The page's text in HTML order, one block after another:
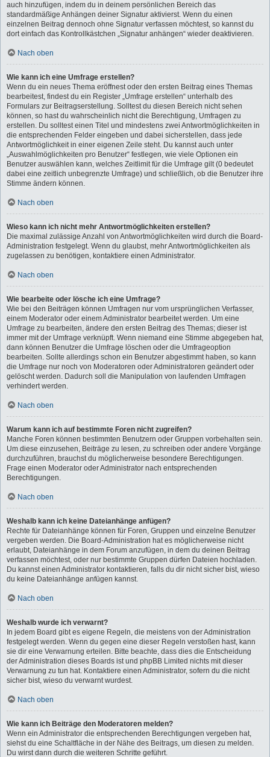
auch hinzufügen, indem du in deinem persönlichen Bereich das
standardmäßige Anhängen deiner Signatur aktivierst. Wenn du einen
einzelnen Beitrag dennoch ohne Signatur verfassen möchtest, so kannst du
dort einfach das Kontrollkästchen „Signatur anhängen“ wieder deaktivieren.
Nach oben
Wie kann ich eine Umfrage erstellen?
Wenn du ein neues Thema eröffnest oder den ersten Beitrag eines Themas
bearbeitest, findest du ein Register „Umfrage erstellen“ unterhalb des
Formulars zur Beitragserstellung. Solltest du diesen Bereich nicht sehen
können, so hast du wahrscheinlich nicht die Berechtigung, Umfragen zu
erstellen. Du solltest einen Titel und mindestens zwei Antwortmöglichkeiten in
die entsprechenden Felder eingeben und dabei sicherstellen, dass jede
Antwortmöglichkeit in einer eigenen Zeile steht. Du kannst auch unter
„Auswahlmöglichkeiten pro Benutzer“ festlegen, wie viele Optionen ein
Benutzer auswählen kann, welches Zeitlimit für die Umfrage gilt (0 bedeutet
dabei eine zeitlich unbegrenzte Umfrage) und schließlich, ob die Benutzer ihre
Stimme ändern können.
Nach oben
Wieso kann ich nicht mehr Antwortmöglichkeiten erstellen?
Die maximal zulässige Anzahl von Antwortmöglichkeiten wird durch die Board-
Administration festgelegt. Wenn du glaubst, mehr Antwortmöglichkeiten als
zugelassen zu benötigen, kontaktiere einen Administrator.
Nach oben
Wie bearbeite oder lösche ich eine Umfrage?
Wie bei den Beiträgen können Umfragen nur vom ursprünglichen Verfasser,
einem Moderator oder einem Administrator bearbeitet werden. Um eine
Umfrage zu bearbeiten, ändere den ersten Beitrag des Themas; dieser ist
immer mit der Umfrage verknüpft. Wenn niemand eine Stimme abgegeben hat,
dann können Benutzer die Umfrage löschen oder die Umfrageoption
bearbeiten. Sollte allerdings schon ein Benutzer abgestimmt haben, so kann
die Umfrage nur noch von Moderatoren oder Administratoren geändert oder
gelöscht werden. Dadurch soll die Manipulation von laufenden Umfragen
verhindert werden.
Nach oben
Warum kann ich auf bestimmte Foren nicht zugreifen?
Manche Foren können bestimmten Benutzern oder Gruppen vorbehalten sein.
Um diese einzusehen, Beiträge zu lesen, zu schreiben oder andere Vorgänge
durchzuführen, brauchst du möglicherweise besondere Berechtigungen.
Frage einen Moderator oder Administrator nach entsprechenden
Berechtigungen.
Nach oben
Weshalb kann ich keine Dateianhänge anfügen?
Rechte für Dateianhänge können für Foren, Gruppen und einzelne Benutzer
vergeben werden. Die Board-Administration hat es möglicherweise nicht
erlaubt, Dateianhänge in dem Forum anzufügen, in dem du deinen Beitrag
verfassen möchtest, oder nur bestimmte Gruppen dürfen Dateien hochladen.
Du kannst einen Administrator kontaktieren, falls du dir nicht sicher bist, wieso
du keine Dateianhänge anfügen kannst.
Nach oben
Weshalb wurde ich verwarnt?
In jedem Board gibt es eigene Regeln, die meistens von der Administration
festgelegt werden. Wenn du gegen eine dieser Regeln verstoßen hast, kann
sie dir eine Verwarnung erteilen. Bitte beachte, dass dies die Entscheidung
der Administration dieses Boards ist und phpBB Limited nichts mit dieser
Verwarnung zu tun hat. Kontaktiere einen Administrator, sofern du die nicht
sicher bist, wieso du verwarnt wurdest.
Nach oben
Wie kann ich Beiträge den Moderatoren melden?
Wenn ein Administrator die entsprechenden Berechtigungen vergeben hat,
siehst du eine Schaltfläche in der Nähe des Beitrags, um diesen zu melden.
Du wirst dann durch die weiteren Schritte geführt.